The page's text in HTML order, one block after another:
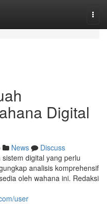
Digital
News
Discuss
digital yang perlu
analisis komprehensif
oleh wahana ini. Redaksi
user